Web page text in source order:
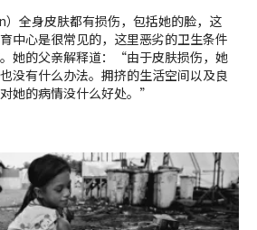
全身皮肤都有损伤，包括她的脸，这
中心是很常见的，这里恶劣的卫生条件
她的父亲解释道：“由于皮肤损伤，她
没有什么办法。拥挤的生活空间以及良
她的病情没什么好处。”